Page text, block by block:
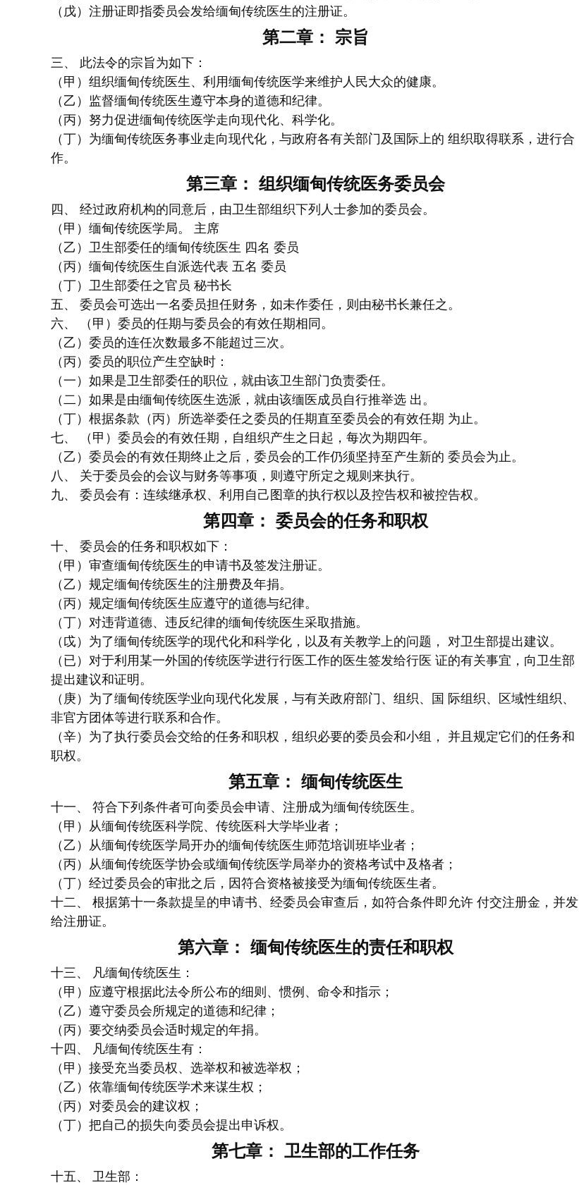
（戊）注册证即指委员会发给缅甸传统医生的注册证。
第二章： 宗旨
三、 此法令的宗旨为如下：
（甲）组织缅甸传统医生、利用缅甸传统医学来维护人民大众的健康。
（乙）监督缅甸传统医生遵守本身的道德和纪律。
（丙）努力促进缅甸传统医学走向现代化、科学化。
（丁）为缅甸传统医务事业走向现代化，与政府各有关部门及国际上的 组织取得联系，进行合
作。
第三章： 组织缅甸传统医务委员会
四、 经过政府机构的同意后，由卫生部组织下列人士参加的委员会。
（甲）缅甸传统医学局。 主席
（乙）卫生部委任的缅甸传统医生 四名 委员
（丙）缅甸传统医生自派选代表 五名 委员
（丁）卫生部委任之官员 秘书长
五、 委员会可选出一名委员担任财务，如未作委任，则由秘书长兼任之。
六、 （甲）委员的任期与委员会的有效任期相同。
（乙）委员的连任次数最多不能超过三次。
（丙）委员的职位产生空缺时：
（一）如果是卫生部委任的职位，就由该卫生部门负责委任。
（二）如果是由缅甸传统医生选派，就由该缅医成员自行推举选 出。
（丁）根据条款（丙）所选举委任之委员的任期直至委员会的有效任期 为止。
七、 （甲）委员会的有效任期，自组织产生之日起，每次为期四年。
（乙）委员会的有效任期终止之后，委员会的工作仍须坚持至产生新的 委员会为止。
八、 关于委员会的会议与财务等事项，则遵守所定之规则来执行。
九、 委员会有：连续继承权、利用自己图章的执行权以及控告权和被控告权。
第四章： 委员会的任务和职权
十、 委员会的任务和职权如下：
（甲）审查缅甸传统医生的申请书及签发注册证。
（乙）规定缅甸传统医生的注册费及年捐。
（丙）规定缅甸传统医生应遵守的道德与纪律。
（丁）对违背道德、违反纪律的缅甸传统医生采取措施。
（戉）为了缅甸传统医学的现代化和科学化，以及有关教学上的问题， 对卫生部提出建议。
（已）对于利用某一外国的传统医学进行行医工作的医生签发给行医 证的有关事宜，向卫生部
提出建议和证明。
（庚）为了缅甸传统医学业向现代化发展，与有关政府部门、组织、国 际组织、区域性组织、
非官方团体等进行联系和合作。
（辛）为了执行委员会交给的任务和职权，组织必要的委员会和小组， 并且规定它们的任务和
职权。
第五章： 缅甸传统医生
十一、 符合下列条件者可向委员会申请、注册成为缅甸传统医生。
（甲）从缅甸传统医科学院、传统医科大学毕业者；
（乙）从缅甸传统医学局开办的缅甸传统医生师范培训班毕业者；
（丙）从缅甸传统医学协会或缅甸传统医学局举办的资格考试中及格者；
（丁）经过委员会的审批之后，因符合资格被接受为缅甸传统医生者。
十二、 根据第十一条款提呈的申请书、经委员会审查后，如符合条件即允许 付交注册金，并发
给注册证。
第六章： 缅甸传统医生的责任和职权
十三、 凡缅甸传统医生：
（甲）应遵守根据此法令所公布的细则、惯例、命令和指示；
（乙）遵守委员会所规定的道德和纪律；
（丙）要交纳委员会适时规定的年捐。
十四、 凡缅甸传统医生有：
（甲）接受充当委员权、选举权和被选举权；
（乙）依靠缅甸传统医学术来谋生权；
（丙）对委员会的建议权；
（丁）把自己的损失向委员会提出申诉权。
第七章： 卫生部的工作任务
十五、 卫生部：